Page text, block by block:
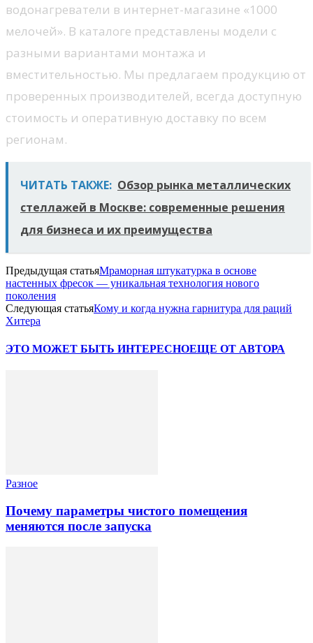
водонагреватели в интернет-магазине «1000
мелочей». В каталоге представлены модели с
разными вариантами монтажа и
вместительностью. Мы предлагаем продукцию от
проверенных производителей, всегда доступную
стоимость и оперативную доставку по всем
регионам.
ЧИТАТЬ ТАКЖЕ: Обзор рынка металлических
стеллажей в Москве: современные решения
для бизнеса и их преимущества
Предыдущая статьяМраморная штукатурка в основе
настенных фресок — уникальная технология нового
поколения
Следующая статьяКому и когда нужна гарнитура для раций
Хитера
ЭТО МОЖЕТ БЫТЬ ИНТЕРЕСНОЕЩЕ ОТ АВТОРА
Разное
Почему параметры чистого помещения
меняются после запуска